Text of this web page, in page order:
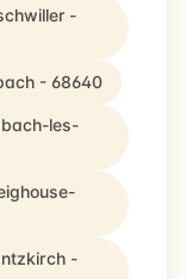
-
- 68640
les-
-